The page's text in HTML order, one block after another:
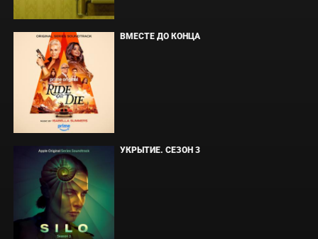
ВМЕСТЕ ДО КОНЦА
УКРЫТИЕ. СЕЗОН 3